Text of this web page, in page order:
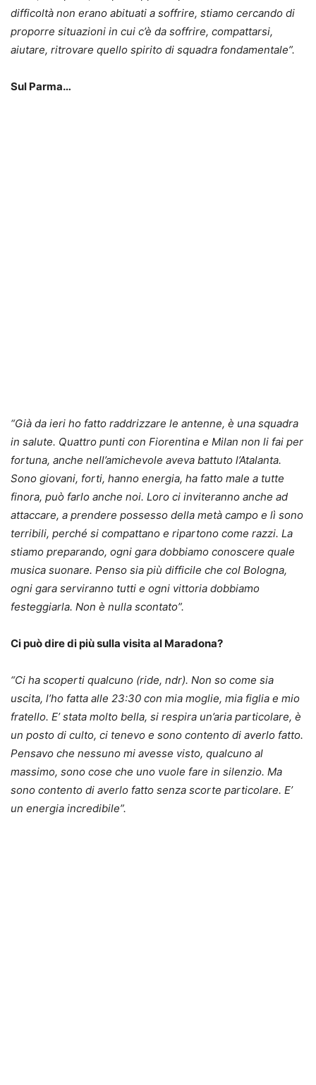
difficoltà non erano abituati a soffrire, stiamo cercando di
proporre situazioni in cui c’è da soffrire, compattarsi,
aiutare, ritrovare quello spirito di squadra fondamentale”.
Sul Parma…
“Già da ieri ho fatto raddrizzare le antenne, è una squadra
in salute. Quattro punti con Fiorentina e Milan non li fai per
fortuna, anche nell’amichevole aveva battuto l’Atalanta.
Sono giovani, forti, hanno energia, ha fatto male a tutte
finora, può farlo anche noi. Loro ci inviteranno anche ad
attaccare, a prendere possesso della metà campo e lì sono
terribili, perché si compattano e ripartono come razzi. La
stiamo preparando, ogni gara dobbiamo conoscere quale
musica suonare. Penso sia più difficile che col Bologna,
ogni gara serviranno tutti e ogni vittoria dobbiamo
festeggiarla. Non è nulla scontato”.
Ci può dire di più sulla visita al Maradona?
“Ci ha scoperti qualcuno (ride, ndr). Non so come sia
uscita, l’ho fatta alle 23:30 con mia moglie, mia figlia e mio
fratello. E’ stata molto bella, si respira un’aria particolare, è
un posto di culto, ci tenevo e sono contento di averlo fatto.
Pensavo che nessuno mi avesse visto, qualcuno al
massimo, sono cose che uno vuole fare in silenzio. Ma
sono contento di averlo fatto senza scorte particolare. E’
un energia incredibile”.